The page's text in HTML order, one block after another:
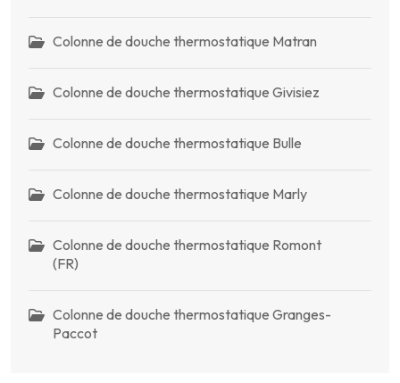
Colonne de douche thermostatique Matran
Colonne de douche thermostatique Givisiez
Colonne de douche thermostatique Bulle
Colonne de douche thermostatique Marly
Colonne de douche thermostatique Romont
(FR)
Colonne de douche thermostatique Granges-
Paccot